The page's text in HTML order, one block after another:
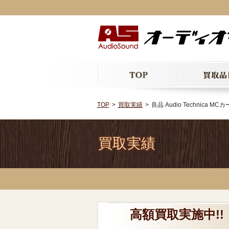
TOP 買取実績 良品 Audio Technica MCカ
買取実績
高額買取実施中